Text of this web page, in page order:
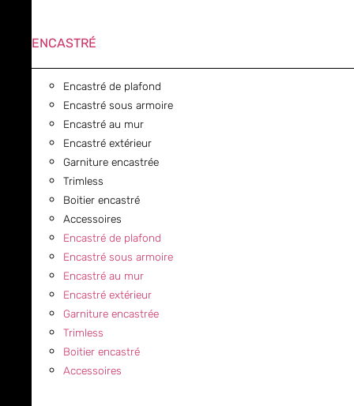
ENCASTRÉ
Encastré de plafond
Encastré sous armoire
Encastré au mur
Encastré extérieur
Garniture encastrée
Trimless
Boitier encastré
Accessoires
Encastré de plafond
Encastré sous armoire
Encastré au mur
Encastré extérieur
Garniture encastrée
Trimless
Boitier encastré
Accessoires